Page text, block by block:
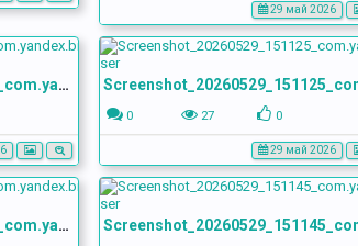
29 май 2026
Screenshot_20260529_151119_com.yandex.browser
0 27 0
29 май 2026
Screenshot_20260529_151140_com.yandex.browser